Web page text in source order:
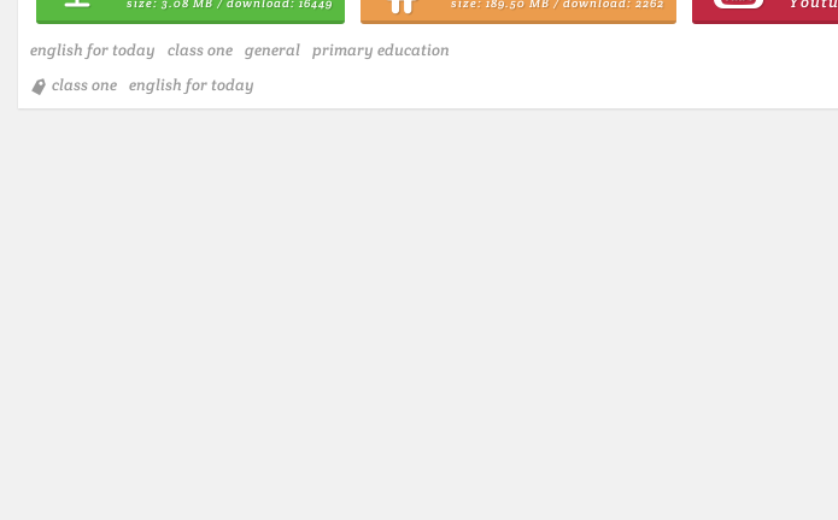
size: 3.08 MB / download: 16449 size: 189.50 MB / download: 2262
english for today class one general primary education
class one english for today